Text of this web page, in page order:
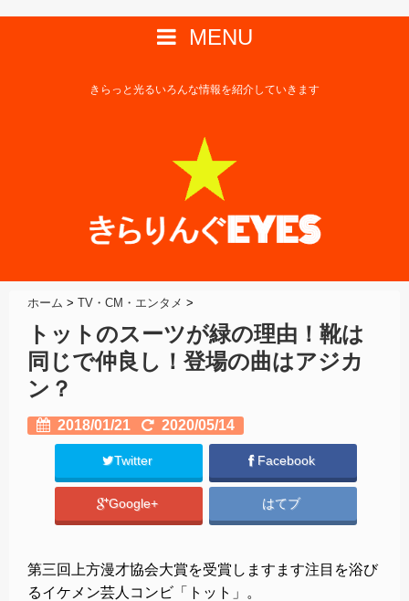
MENU
きらっと光るいろんな情報を紹介していきます
ホーム > TV・CM・エンタメ >
トットのスーツが緑の理由！靴は
同じで仲良し！登場の曲はアジカ
ン？
2018/01/21 2020/05/14
Twitter Facebook
Google+ はてブ
第三回上方漫才協会大賞を受賞しますます注目を浴び
るイケメン芸人コンビ「トット」。